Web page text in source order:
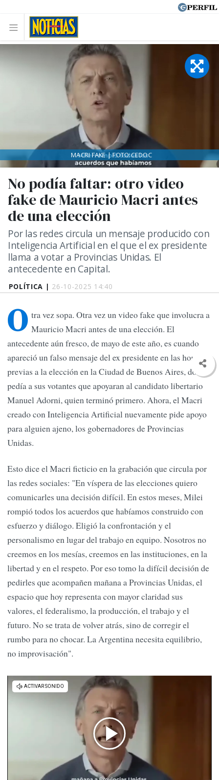
POLÍTICA | 26-10-2025 14:40
No podía faltar: otro video
fake de Mauricio Macri antes
de una elección
Por las redes circula un mensaje producido con
Inteligencia Artificial en el que el ex presidente
llama a votar a Provincias Unidas. El
antecedente en Capital.
MACRI FAKE | FOTO:CEDOC
O tra vez sopa. Otra vez un video fake que involucra a
Mauricio Macri antes de una elección. El
antecedente aún fresco, de mayo de este año, es cuando
apareció un falso mensaje del ex presidente en las horas
previas a la elección en la Ciudad de Buenos Aires, donde
pedía a sus votantes que apoyaran al candidato libertario
Manuel Adorni, quien terminó primero. Ahora, el Macri
creado con Inteligencia Artificial nuevamente pide apoyo
para alguien ajeno, los gobernadores de Provincias
Unidas.
Esto dice el Macri ficticio en la grabación que circula por
las redes sociales: "En víspera de las elecciones quiero
comunicarles una decisión difícil. En estos meses, Milei
rompió todos los acuerdos que habíamos construido con
esfuerzo y diálogo. Eligió la confrontación y el
personalismo en lugar del trabajo en equipo. Nosotros no
creemos en los mesías, creemos en las instituciones, en la
libertad y en el respeto. Por eso tomo la difícil decisión de
pedirles que acompañen mañana a Provincias Unidas, el
espacio que hoy representa con mayor claridad sus
valores, el federalismo, la producción, el trabajo y el
futuro. No se trata de volver atrás, sino de corregir el
rumbo para no chocar. La Argentina necesita equilibrio,
no improvisación".